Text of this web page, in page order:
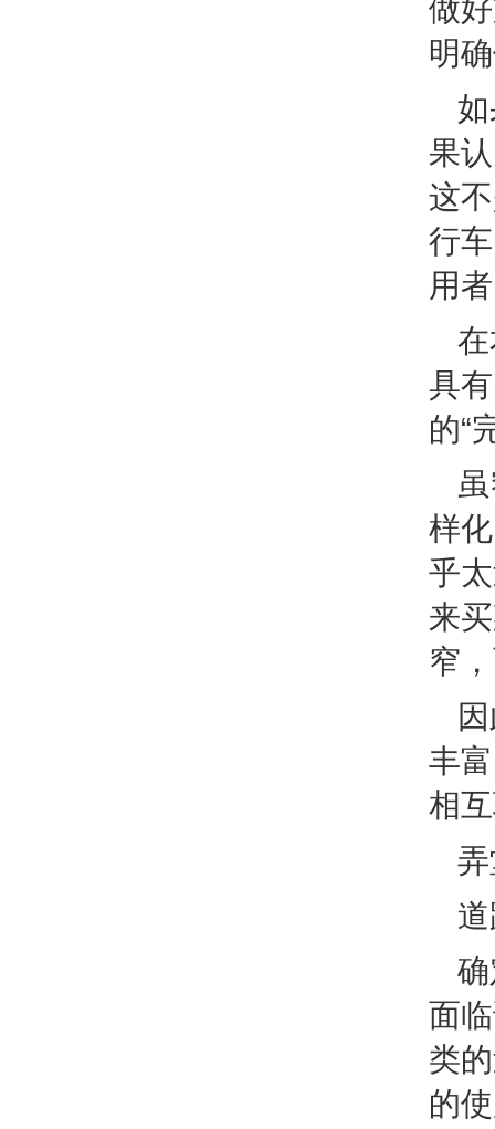
做
明
果
这
行
用
具
的“
样
乎
来
窄
丰
相
面
类
的